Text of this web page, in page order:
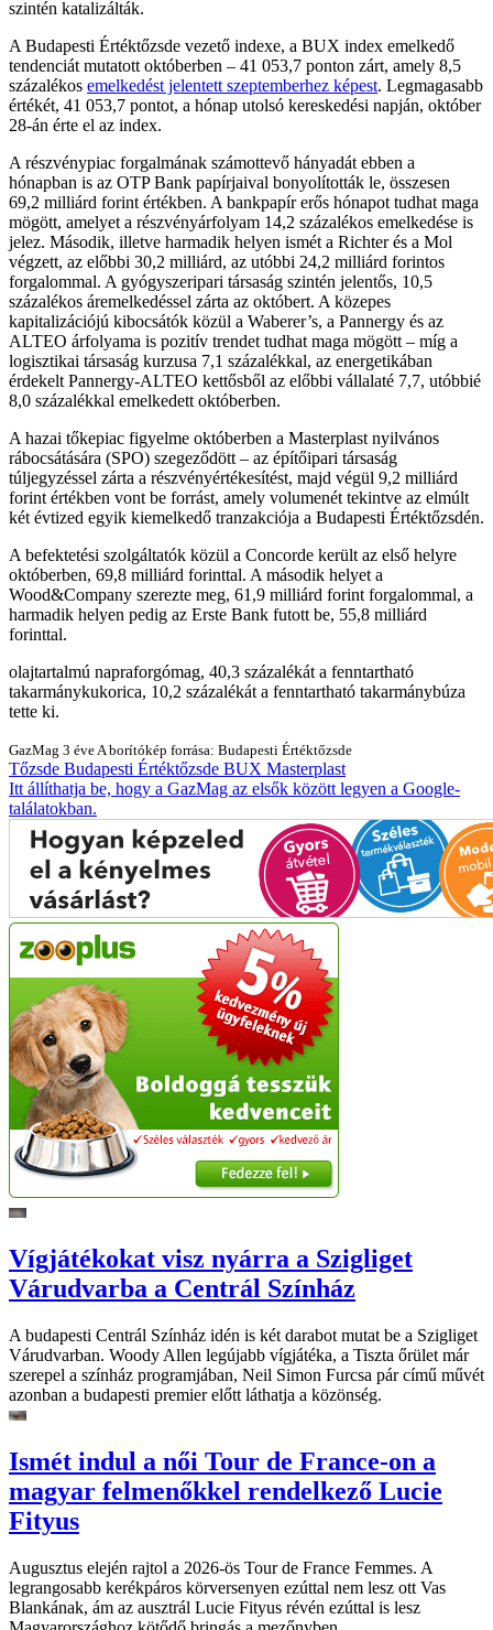
szintén katalizálták.
A Budapesti Értéktőzsde vezető indexe, a BUX index emelkedő
tendenciát mutatott októberben – 41 053,7 ponton zárt, amely 8,5
százalékos emelkedést jelentett szeptemberhez képest. Legmagasabb
értékét, 41 053,7 pontot, a hónap utolsó kereskedési napján, október
28-án érte el az index.
A részvénypiac forgalmának számottevő hányadát ebben a
hónapban is az OTP Bank papírjaival bonyolították le, összesen
69,2 milliárd forint értékben. A bankpapír erős hónapot tudhat maga
mögött, amelyet a részvényárfolyam 14,2 százalékos emelkedése is
jelez. Második, illetve harmadik helyen ismét a Richter és a Mol
végzett, az előbbi 30,2 milliárd, az utóbbi 24,2 milliárd forintos
forgalommal. A gyógyszeripari társaság szintén jelentős, 10,5
százalékos áremelkedéssel zárta az októbert. A közepes
kapitalizációjú kibocsátók közül a Waberer’s, a Pannergy és az
ALTEO árfolyama is pozitív trendet tudhat maga mögött – míg a
logisztikai társaság kurzusa 7,1 százalékkal, az energetikában
érdekelt Pannergy-ALTEO kettősből az előbbi vállalaté 7,7, utóbbié
8,0 százalékkal emelkedett októberben.
A hazai tőkepiac figyelme októberben a Masterplast nyilvános
rábocsátására (SPO) szegeződött – az építőipari társaság
túljegyzéssel zárta a részvényértékesítést, majd végül 9,2 milliárd
forint értékben vont be forrást, amely volumenét tekintve az elmúlt
két évtized egyik kiemelkedő tranzakciója a Budapesti Értéktőzsdén.
A befektetési szolgáltatók közül a Concorde került az első helyre
októberben, 69,8 milliárd forinttal. A második helyet a
Wood&Company szerezte meg, 61,9 milliárd forint forgalommal, a
harmadik helyen pedig az Erste Bank futott be, 55,8 milliárd
forinttal.
olajtartalmú napraforgómag, 40,3 százalékát a fenntartható
takarmánykukorica, 10,2 százalékát a fenntartható takarmánybúza
tette ki.
GazMag 3 éve A borítókép forrása: Budapesti Értéktőzsde
Tőzsde Budapesti Értéktőzsde BUX Masterplast
Itt állíthatja be, hogy a GazMag az elsők között legyen a Google-
találatokban.
Vígjátékokat visz nyárra a Szigliget
Várudvarba a Centrál Színház
A budapesti Centrál Színház idén is két darabot mutat be a Szigliget
Várudvarban. Woody Allen legújabb vígjátéka, a Tiszta őrület már
szerepel a színház programjában, Neil Simon Furcsa pár című művét
azonban a budapesti premier előtt láthatja a közönség.
Ismét indul a női Tour de France-on a
magyar felmenőkkel rendelkező Lucie
Fityus
Augusztus elején rajtol a 2026-ös Tour de France Femmes. A
legrangosabb kerékpáros körversenyen ezúttal nem lesz ott Vas
Blankának, ám az ausztrál Lucie Fityus révén ezúttal is lesz